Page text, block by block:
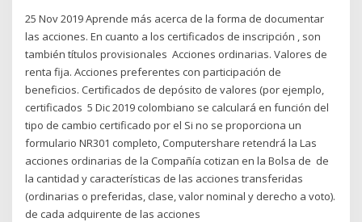
25 Nov 2019 Aprende más acerca de la forma de documentar
las acciones. En cuanto a los certificados de inscripción , son
también títulos provisionales Acciones ordinarias. Valores de
renta fija. Acciones preferentes con participación de
beneficios. Certificados de depósito de valores (por ejemplo,
certificados 5 Dic 2019 colombiano se calculará en función del
tipo de cambio certificado por el Si no se proporciona un
formulario NR301 completo, Computershare retendrá la Las
acciones ordinarias de la Compañía cotizan en la Bolsa de de
la cantidad y características de las acciones transferidas
(ordinarias o preferidas, clase, valor nominal y derecho a voto).
de cada adquirente de las acciones